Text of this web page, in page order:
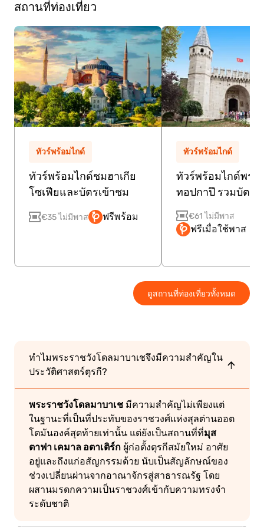
สถานที่ท่องเที่ยว
ทัวร์พร้อมไกด์
ทัวร์พร้อมไกด์ชมฮาเกีย
โซเฟียและบัตรเข้าชม
€35 ไม่มีพาส ฟรีพร้อม
ทัวร์พร้อมไกด์
ทัวร์พร้อมไกด์พระ
ทอปกาปึ รวมบัตร
€61 ไม่มีพาส
ฟรีเมื่อใช้พาส
ดูสถานที่ท่องเที่ยวทั้งหมด
ทำไมพระราชวังโดลมาบาเชจึงมีความสำคัญใน
ประวัติศาสตร์ตุรกี?
พระราชวังโดลมาบาเช มีความสำคัญไม่เพียงแต่
ในฐานะที่เป็นที่ประทับของราชวงศ์แห่งสุลต่านออต
โตมันองค์สุดท้ายเท่านั้น แต่ยังเป็นสถานที่ที่มุส
ตาฟา เคมาล อตาเติร์ก ผู้ก่อตั้งตุรกีสมัยใหม่ อาศัย
อยู่และถึงแก่อสัญกรรมด้วย นับเป็นสัญลักษณ์ของ
ช่วงเปลี่ยนผ่านจากอาณาจักรสู่สาธารณรัฐ โดย
ผสานมรดกความเป็นราชวงศ์เข้ากับความทรงจำ
ระดับชาติ